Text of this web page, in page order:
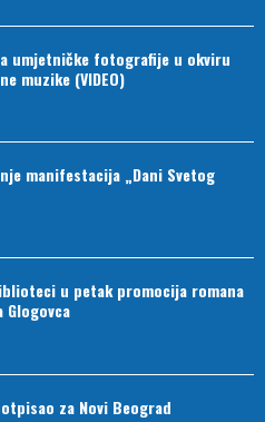
umjetničke fotografije u okviru
muzike (VIDEO)
manifestacija „Dani Svetog
u petak promocija romana
Glogovca
za Novi Beograd